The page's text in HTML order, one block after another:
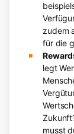
zudem
für die
legt
musst